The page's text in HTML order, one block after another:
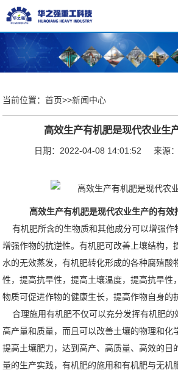
当前位置：首页>>新闻中心
高效生产有机肥是现代农业生
日期：2022-04-08 14:01:52 来源：
高效生产有机肥是现代农业生产的有效
有机肥所含的生物质和其他成分可以增强作
增强作物的抗逆性。有机肥可改善上壤结构，
水的无效蒸发，有机肥转化形成的各种腐殖酸
性，提高抗旱性，提高土壤温度，提高抗旱性
物质可促进作物的健康生长，提高作物自身的
合理施用有机肥不仅可以充分发挥有机肥的
高产量和质量，而且可以改善土壤的物理和化
提高土壤肥力，达到高产、高质量、高效的目
量的生产实践，有机肥的施用和有机肥与无机